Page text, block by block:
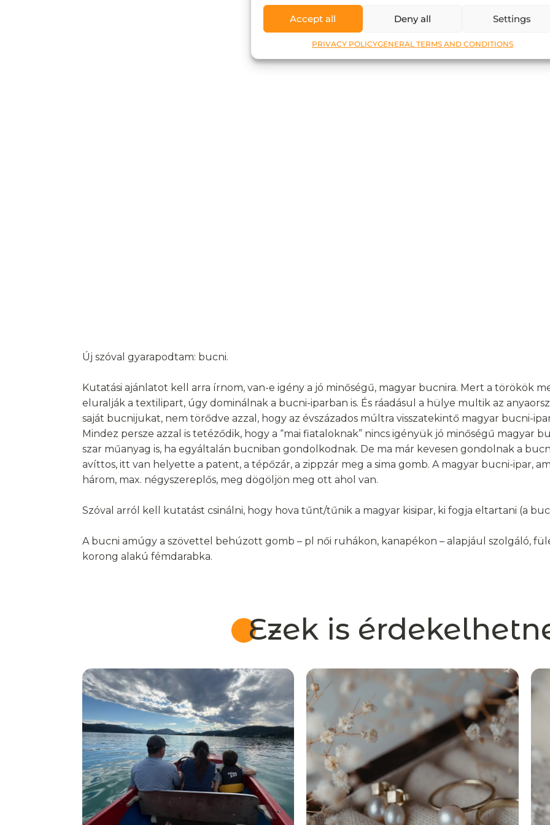
Accept all Deny all Settings
PRIVACY POLICYGENERAL TERMS AND CONDITIONS
Új szóval gyarapodtam: bucni.
Kutatási ajánlatot kell arra írnom, van-e igény a jó minőségű, magyar bucnira. Mert a törökök
eluralják a textilipart, úgy dominálnak a bucni-iparban is. És ráadásul a hülye multik az
saját bucnijukat, nem törődve azzal, hogy az évszázados múltra visszatekintő magyar bucni-
Mindez persze azzal is tetéződik, hogy a “mai fiataloknak” nincs igényük jó minőségű magyar
szar műanyag is, ha egyáltalán bucniban gondolkodnak. De ma már kevesen gondolnak a
avíttos, itt van helyette a patent, a tépőzár, a zippzár meg a sima gomb. A magyar bucni-ipar,
három, max. négyszereplős, meg dögöljön meg ott ahol van.
Szóval arról kell kutatást csinálni, hogy hova tűnt/tűnik a magyar kisipar, ki fogja eltartani (a
A bucni amúgy a szövettel behúzott gomb – pl női ruhákon, kanapékon – alapjául szolgáló,
korong alakú fémdarabka.
Ezek is